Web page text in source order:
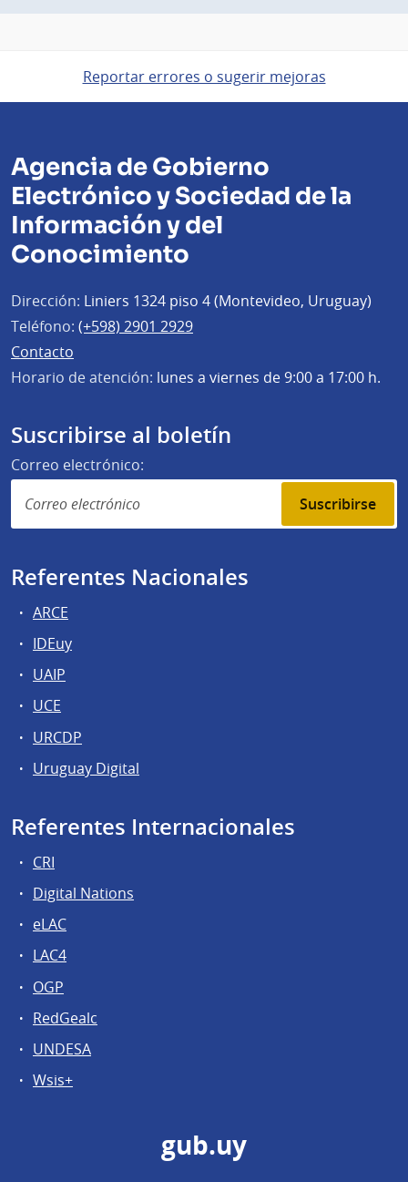
Reportar errores o sugerir mejoras
Agencia de Gobierno
Electrónico y Sociedad de la
Información y del
Conocimiento
Dirección: Liniers 1324 piso 4 (Montevideo, Uruguay)
Teléfono: (+598) 2901 2929
Contacto
Horario de atención: lunes a viernes de 9:00 a 17:00 h.
Suscribirse al boletín
Correo electrónico:
Suscribirse
Referentes Nacionales
ARCE
IDEuy
UAIP
UCE
URCDP
Uruguay Digital
Referentes Internacionales
CRI
Digital Nations
eLAC
LAC4
OGP
RedGealc
UNDESA
Wsis+
gub.uy